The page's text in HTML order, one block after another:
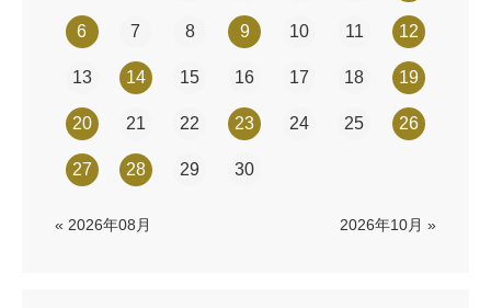
6 7 8 9 10 11 12
13 14 15 16 17 18 19
20 21 22 23 24 25 26
27 28 29 30
« 2026年08月 2026年10月 »